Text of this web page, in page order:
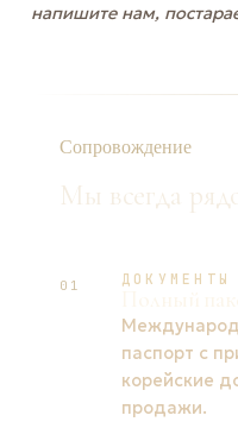
напишите нам,
Сопровождение
Мы всегда
01 ДОКУМЕНТЫ
паспорт с
корейские
продажи.